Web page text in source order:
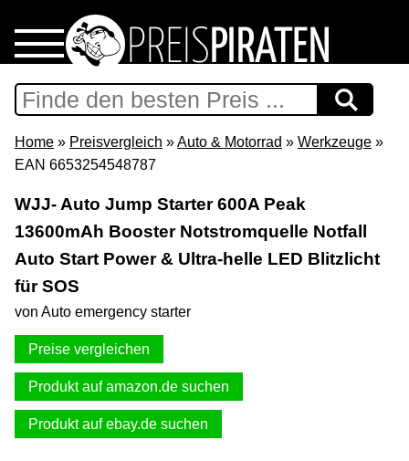
Home
Download
Support & Newsletter
Presse
Datenschutz
Impressum
Home » Preisvergleich »Auto & Motorrad » Werkzeuge »
EAN 6653254548787
WJJ- Auto Jump Starter 600A Peak
13600mAh Booster Notstromquelle Notfall
Auto Start Power & Ultra-helle LED Blitzlicht
für SOS
von Auto emergency starter
Preise vergleichen
Produkt auf amazon.de suchen
Produkt auf ebay.de suchen